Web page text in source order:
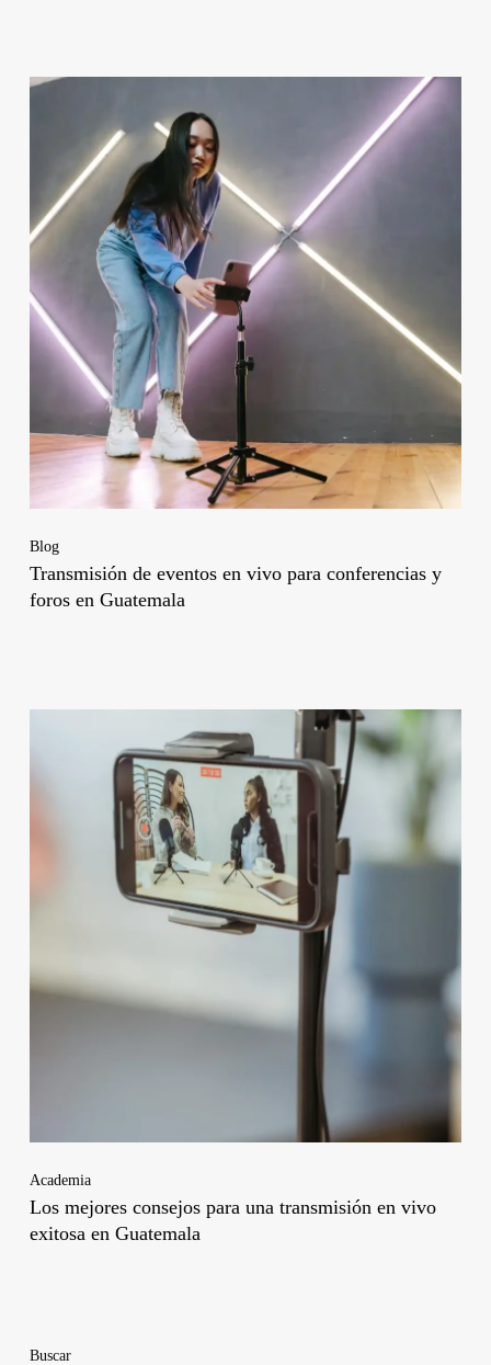
Blog
Transmisión de eventos en vivo para conferencias y
foros en Guatemala
Academia
Los mejores consejos para una transmisión en vivo
exitosa en Guatemala
Buscar